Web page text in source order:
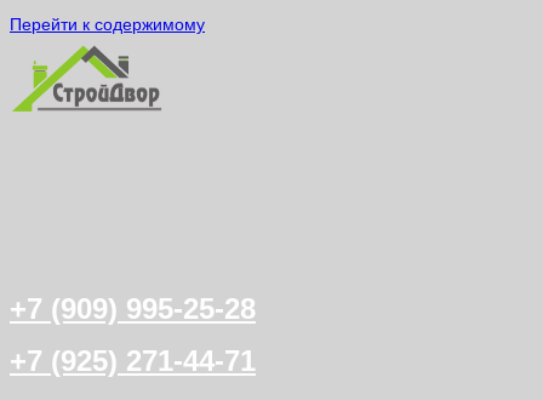
Перейти к содержимому
+7 (909) 995-25-28
+7 (925) 271-44-71